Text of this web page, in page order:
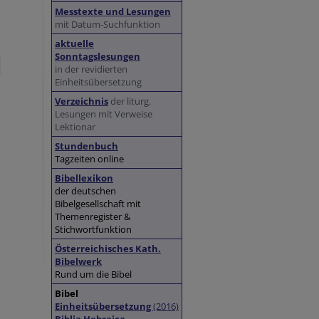
Messtexte und Lesungen
mit Datum-Suchfunktion
aktuelle
Sonntagslesungen
in der revidierten
Einheitsübersetzung
Verzeichnis der liturg.
Lesungen mit Verweise
Lektionar
Stundenbuch
Tagzeiten online
Bibellexikon
der deutschen
Bibelgesellschaft mit
Themenregister &
Stichwortfunktion
Österreichisches Kath.
Bibelwerk
Rund um die Bibel
Bibel
Einheitsübersetzung(2016)